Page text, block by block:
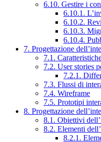
6.10. Gestire i
6.10.1.
6.10.2.
6.10.3.
6.10.4.
7. Progettazione
7.1.
7.2. User stories
7.2.1.
7.3. Flussi di
7.4. Wireframe
7.5. Prototipi
8. Progettazione
8.1. Obiettivi
8.2. Elementi
8.2.1.